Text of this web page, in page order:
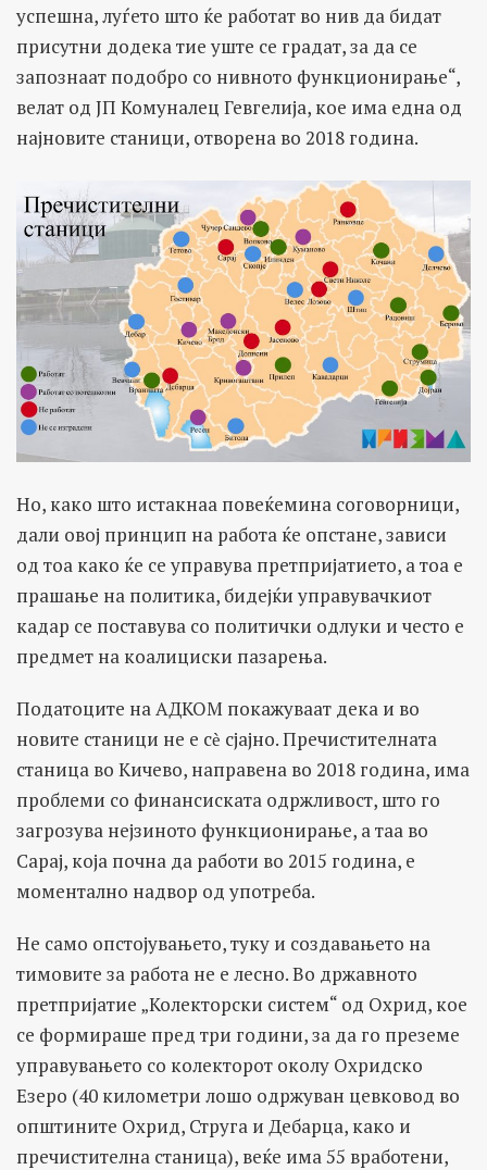
успешна, луѓето што ќе работат во нив да бидат
присутни додека тие уште се градат, за да се
запознаат подобро со нивното функционирање“,
велат од ЈП Комуналец Гевгелија, кое има една од
најновите станици, отворена во 2018 година.
Но, како што истакнаа повеќемина соговорници,
дали овој принцип на работа ќе опстане, зависи
од тоа како ќе се управува претпријатието, а тоа е
прашање на политика, бидејќи управувачкиот
кадар се поставува со политички одлуки и често е
предмет на коалициски пазарења.
Податоците на АДКОМ покажуваат дека и во
новите станици не е сѐ сјајно. Пречистителната
станица во Кичево, направена во 2018 година, има
проблеми со финансиската одржливост, што го
загрозува нејзиното функционирање, а таа во
Сарај, која почна да работи во 2015 година, е
моментално надвор од употреба.
Не само опстојувањето, туку и создавањето на
тимовите за работа не е лесно. Во државното
претпријатие „Колекторски систем“ од Охрид, кое
се формираше пред три години, за да го преземе
управувањето со колекторот околу Охридско
Езеро (40 километри лошо одржуван цевковод во
општините Охрид, Струга и Дебарца, како и
пречистителна станица), веќе има 55 вработени,